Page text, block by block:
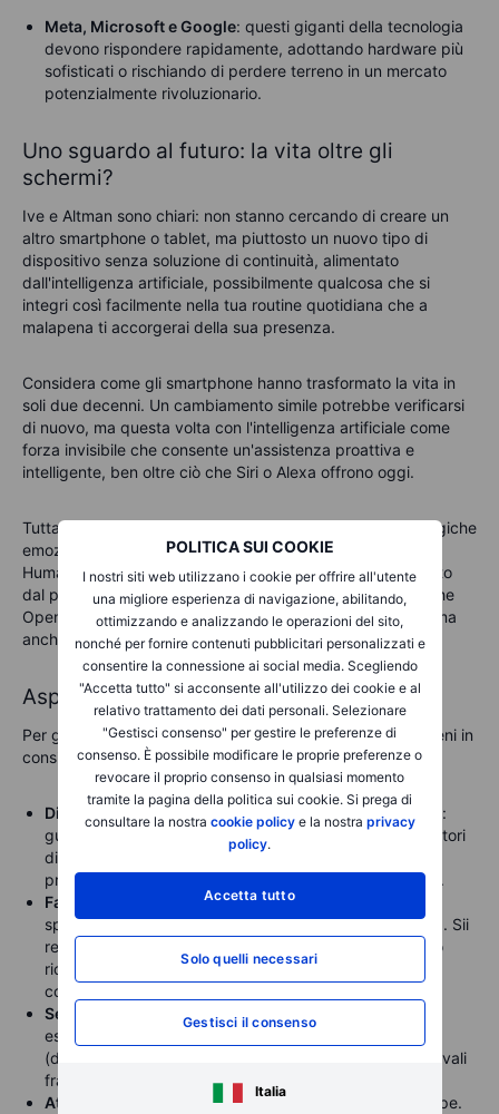
POLITICA SUI COOKIE
I nostri siti web utilizzano i cookie per offrire all'utente
una migliore esperienza di navigazione, abilitando,
ottimizzando e analizzando le operazioni del sito,
nonché per fornire contenuti pubblicitari personalizzati e
consentire la connessione ai social media. Scegliendo
"Accetta tutto" si acconsente all'utilizzo dei cookie e al
relativo trattamento dei dati personali. Selezionare
"Gestisci consenso" per gestire le preferenze di
consenso. È possibile modificare le proprie preferenze o
revocare il proprio consenso in qualsiasi momento
tramite la pagina della politica sui cookie. Si prega di
consultare la nostra cookie policye la nostra privacy
policy.
Accetta tutto
Solo quelli necessari
Gestisci il consenso
Italia
Meta, Microsoft e Google: questi giganti della tecnologia
devono rispondere rapidamente, adottando hardware più
sofisticati o rischiando di perdere terreno in un mercato
potenzialmente rivoluzionario.
Uno sguardo al futuro: la vita oltre gli
schermi?
Ive e Altman sono chiari: non stanno cercando di creare un
altro smartphone o tablet, ma piuttosto un nuovo tipo di
dispositivo senza soluzione di continuità, alimentato
dall'intelligenza artificiale, possibilmente qualcosa che si
integri così facilmente nella tua routine quotidiana che a
malapena ti accorgerai della sua presenza.
Considera come gli smartphone hanno trasformato la vita in
soli due decenni. Un cambiamento simile potrebbe verificarsi
di nuovo, ma questa volta con l'intelligenza artificiale come
forza invisibile che consente un'assistenza proattiva e
intelligente, ben oltre ciò che Siri o Alexa offrono oggi.
Tuttavia, è necessaria cautela. Non tutte le storie tecnologiche
emozionanti finiscono felicemente. Ricordate l'Ai Pin di
Humane? Un concetto visionario, forse, ma un flop assoluto
dal punto di vista commerciale. Il successo qui richiede che
OpenAI e io forniscano non solo una tecnologia brillante, ma
anche dispositivi che i consumatori desiderano davvero.
Aspetti cruciali per gli investitori
Per gli investitori, l'entusiasmo ha bisogno di equilibrio. Tieni in
considerazione questi aspetti:
Diversifica il tuo portafoglio di intelligenza artificiale :
guarda oltre i "soliti noti" come Nvidia. Esplora i produttori
di componenti per l'intelligenza artificiale edge pronti a
prosperare con l'espansione dell'hardware di consumo.
Fai attenzione alla pressione sui margini
spesso significa margini più stretti e maggiore volatilità. Sii
realistico: i dispositivi che cambiano le regole del gioco
richiedono un'esecuzione eccellente e possono essere
costosi per essere eseguiti correttamente.
Segui gli
ecosistemi integrati
esperienze complete basate sull'intelligenza artificiale
(dall'hardware al cloud) probabilmente supereranno i rivali
frammentati.
Attenzione alle valutazioni
: evitate la trappola dell'hype.